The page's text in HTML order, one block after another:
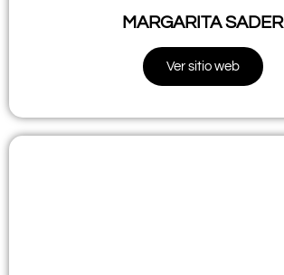
MARGARITA SADER
Ver sitio web